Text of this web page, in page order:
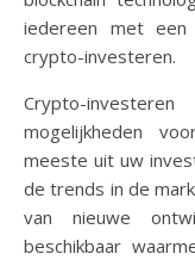
iedereen met een
crypto-investeren.
Crypto-
mogelijkheden
meeste uit uw
de trends in de
van nieuwe
beschikbaar